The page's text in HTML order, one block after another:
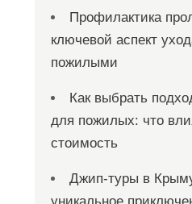
Профилактика
ключевой аспект
пожилыми
Как выбрать
для пожилых: что
стоимость
Джип-туры в